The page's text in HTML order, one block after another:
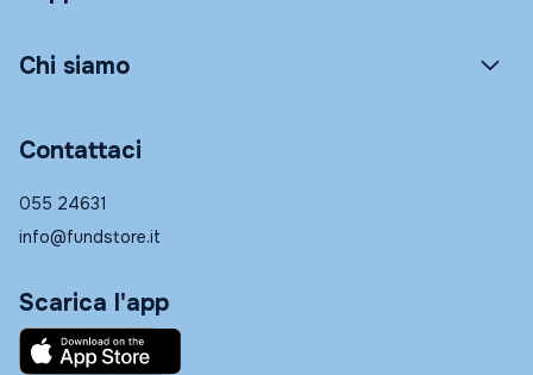
Chi siamo
Contattaci
055 24631
info@fundstore.it
Scarica l'app